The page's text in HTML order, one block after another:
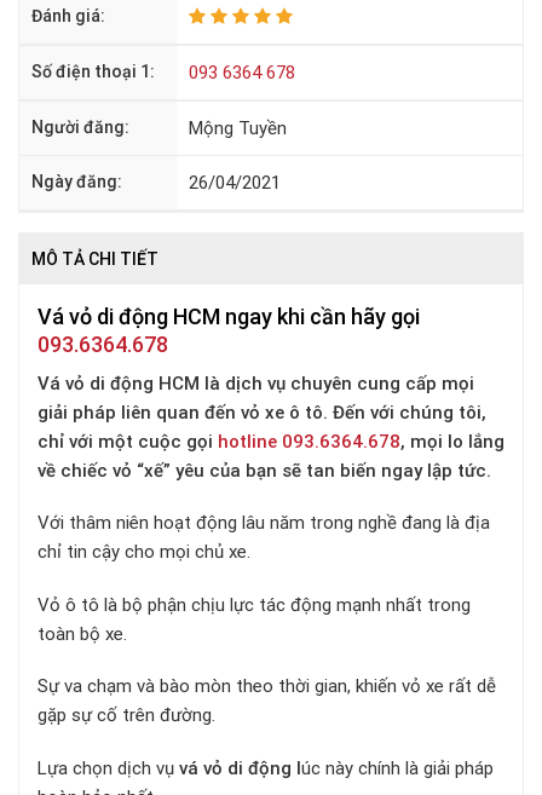
Đánh giá:
Số điện thoại 1: 093 6364 678
Người đăng: Mộng Tuyền
Ngày đăng: 26/04/2021
MÔ TẢ CHI TIẾT
Vá vỏ di động HCM ngay khi cần hãy gọi
093.6364.678
Vá vỏ di động HCM là dịch vụ chuyên cung cấp mọi
giải pháp liên quan đến vỏ xe ô tô. Đến với chúng tôi,
chỉ với một cuộc gọi hotline 093.6364.678, mọi lo lắng
về chiếc vỏ “xế” yêu của bạn sẽ tan biến ngay lập tức.
Với thâm niên hoạt động lâu năm trong nghề đang là địa
chỉ tin cậy cho mọi chủ xe.
Vỏ ô tô là bộ phận chịu lực tác động mạnh nhất trong
toàn bộ xe.
Sự va chạm và bào mòn theo thời gian, khiến vỏ xe rất dễ
gặp sự cố trên đường.
Lựa chọn dịch vụ vá vỏ di động lúc này chính là giải pháp